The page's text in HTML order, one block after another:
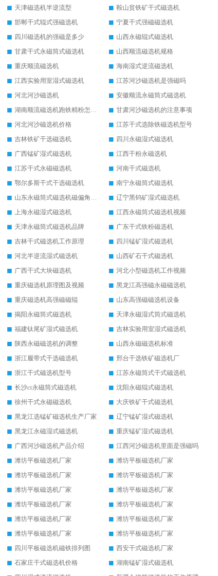
天津磁选机半逆流型
鞍山贫铁矿干式磁选机
邯郸干式辊式强磁选机
宁夏干式强磁磁选机
四川磁选机的强磁是多少
山西永磁辊式磁选机
甘肃干式永磁筒式磁选机
山西顺流磁选机规格
重庆顺流磁选机
海南湿式逆流磁选机
江西实验用室湿式磁选机
江苏河沙磁选机是强磁吗
河北河沙磁选机
安徽顺流永磁筒式磁选机
湖南顺流磁选机跑铁精粉怎么处理
甘肃河沙磁选机的注意事项
河北河沙磁选机价格
江苏干式选除铁磁选机型号
吉林铁矿干选磁选机
四川永磁湿式磁选机
广西锰矿湿式磁选机
江西干粉永磁选机
江苏干式永磁磁选机
河南干式磁选机
鄂尔多斯干式干选磁选机
南宁永磁筒式磁选机
山东永磁筒式磁选机磁偏角怎么调整
辽宁黑钨矿湿式磁选机
上海永磁湿式磁选机
江西永磁筒式磁选机视频
天津永磁筒式磁选机品牌
广东干式铁粉磁选机
吉林干式磁选机工作原理
四川锰矿湿式磁选机
河北半逆流湿式磁选机
山西矿石干式磁选机
广西干式大块磁选机
河北小型磁选机工作视频
重庆磁选机原理图及视频
黑龙江高强磁永磁磁选机
重庆磁选机高强磁磁辊
山东高强磁磁选机设备
揭阳永磁筒式磁选机
天津永磁湿式筒式磁选机
福建钛尾矿湿式磁选机
吉林实验用室湿式磁选机
陕西永磁磁选机的调整
山西永磁磁选机标准
浙江履带式干选磁选机
邢台干选铁矿磁选机厂
浙江干式磁选机型号
江苏永磁筒式干式磁选机
长沙ct永磁筒式磁选机
沈阳永磁辊式磁选机
徐州干式永磁磁选机
大庆铁矿干式磁选机
黑龙江选锰矿磁选机生产厂家
辽宁锰矿湿式磁选机
黑龙江永磁湿式磁选机
重庆锰矿湿式磁选机
广西河沙磁选机产品介绍
江西河沙磁选机里面是强磁吗
潍坊平板磁选机厂家
潍坊平板磁选机厂家
潍坊平板磁选机厂家
潍坊平板磁选机厂家
潍坊平板磁选机厂家
潍坊平板磁选机厂家
潍坊平板磁选机厂家
潍坊平板磁选机厂家
潍坊平板磁选机厂家
潍坊平板磁选机厂家
潍坊平板磁选机厂家
潍坊平板磁选机厂家
四川平板磁选机磁铁排列图
西安干式磁选机厂家
石家庄干式磁选机价格
湖南锰矿湿式磁选机